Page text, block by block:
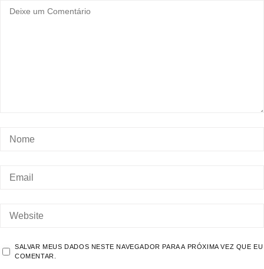
SALVAR MEUS DADOS NESTE NAVEGADOR PARA A PRÓXIMA VEZ QUE EU
COMENTAR.